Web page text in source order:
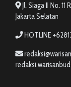
Jl. Siaga II No.
Jakarta Selatan
HOTLINE